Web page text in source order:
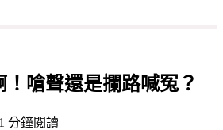
！嗆聲還是攔路喊冤？
分鐘閱讀